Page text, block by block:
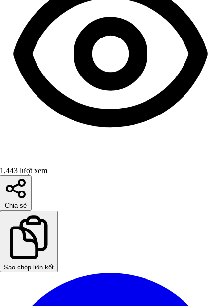
1,443 lượt xem
Chia sẻ
Sao chép liên kết